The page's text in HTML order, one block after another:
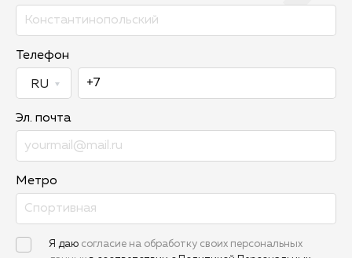
Телефон
Эл. почта
Метро
Я даю согласие на обработку своих персональных